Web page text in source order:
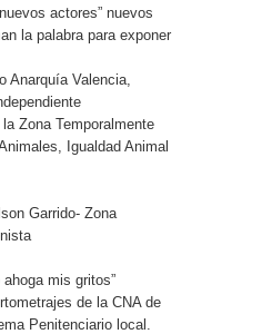
actores” nuevos
la palabra para exponer
Anarquía Valencia,
Zona Temporalmente
Igualdad Animal
Garrido- Zona
mis gritos”
de la CNA de
Penitenciario local.